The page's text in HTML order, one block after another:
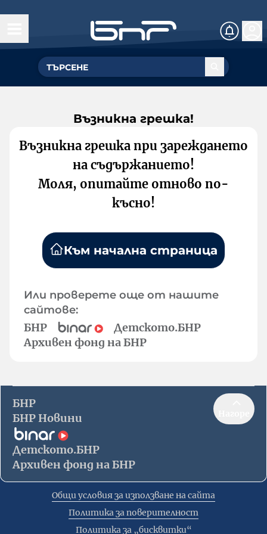
Възникна грешка!
Възникна грешка при зареждането
на съдържанието!
Моля, опитайте отново по-
късно!
Към начална страница
Или проверете още от нашите
сайтове:
БНР
Детското.БНР
Архивен фонд на БНР
БНР
БНР Новини
Детското.БНР
Архивен фонд на БНР
Общи условия за използване на сайта
Политика за поверителност
Политика за „бисквитки“